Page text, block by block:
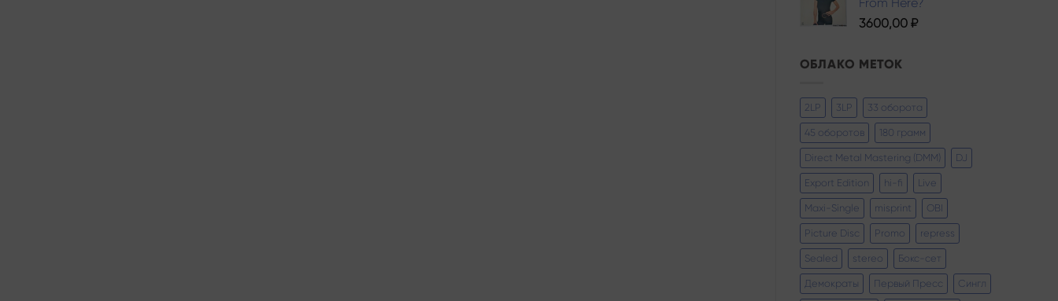
3600,00 ₽
ОБЛАКО МЕТОК
2LP 3LP 33 оборота
45 оборотов 180 грамм
Direct Metal Mastering (DMM) DJ
Export Edition hi-fi Live
Maxi-Single misprint OBI
Picture Disc Promo repress
Sealed stereo Бокс-сет
Демократы Первый Пресс Сингл